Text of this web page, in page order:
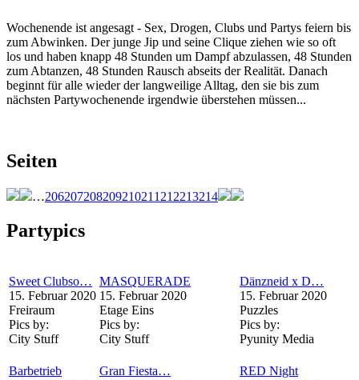
Wochenende ist angesagt - Sex, Drogen, Clubs und Partys feiern bis
zum Abwinken. Der junge Jip und seine Clique ziehen wie so oft
los und haben knapp 48 Stunden um Dampf abzulassen, 48 Stunden
zum Abtanzen, 48 Stunden Rausch abseits der Realität. Danach
beginnt für alle wieder der langweilige Alltag, den sie bis zum
nächsten Partywochenende irgendwie überstehen müssen...
Seiten
…206207208209210211 212213214
Partypics
Sweet Clubso…
15. Februar 2020
Freiraum
Pics by:
City Stuff
MASQUERADE
15. Februar 2020
Etage Eins
Pics by:
City Stuff
Dänzneid x D…
15. Februar 2020
Puzzles
Pics by:
Pyunity Media
Barbetrieb
Gran Fiesta…
RED Night